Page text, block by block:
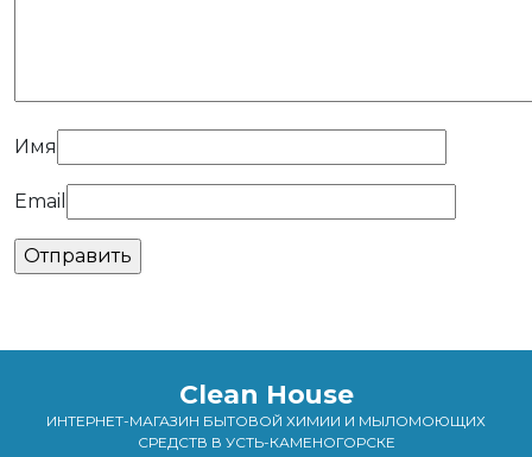
Имя
Email
Clean House
ИНТЕРНЕТ-МАГАЗИН БЫТОВОЙ ХИМИИ И МЫЛОМОЮЩИХ
СРЕДСТВ В УСТЬ-КАМЕНОГОРСКЕ